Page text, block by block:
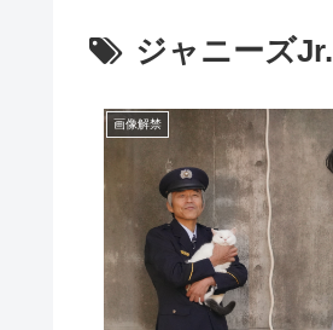
ジャニーズJr.
画像解禁